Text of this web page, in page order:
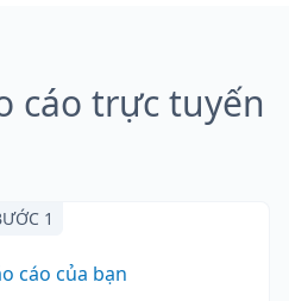
cáo trực tuyến
1
cáo của bạn